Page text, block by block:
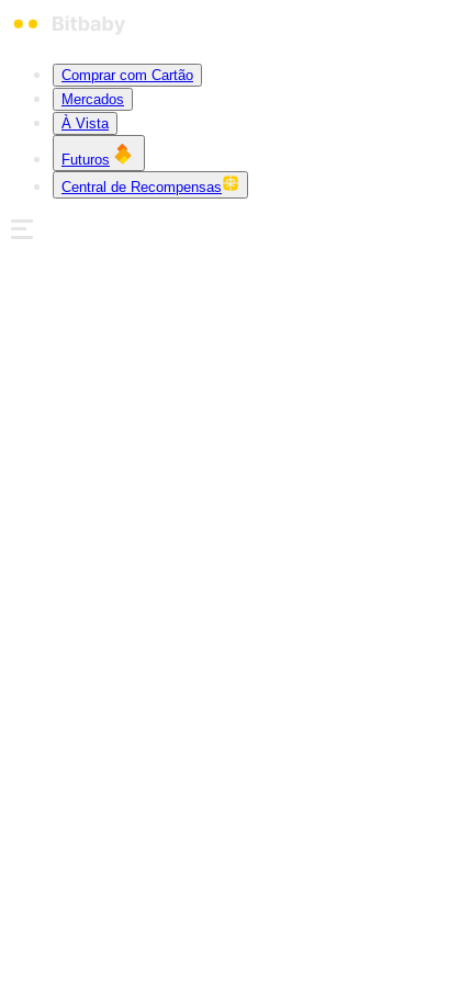
Comprar com Cartão
Mercados
À Vista
Futuros
Central de Recompensas